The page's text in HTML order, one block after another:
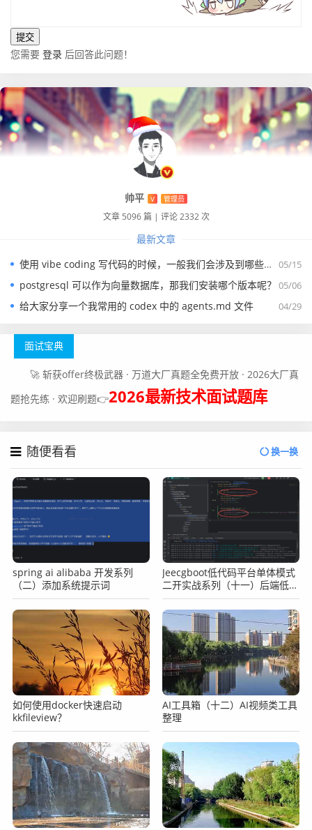
您需要 登录 后回答此问题！
帅平 V 管理员
文章 5096 篇 | 评论 2332 次
最新文章
05/15
使用 vibe coding 写代码的时候，一般我们会涉及到哪些提示词？
05/06
postgresql 可以作为向量数据库，那我们安装哪个版本呢？
04/29
给大家分享一个我常用的 codex 中的 agents.md 文件
面试宝典
🚀 斩获offer终极武器 · 万道大厂真题全免费开放 · 2026大厂真
题抢先练 · 欢迎刷题👉2026最新技术面试题库
随便看看 换一换
spring ai alibaba 开发系列
（二）添加系统提示词
Jeecgboot低代码平台单体模式
二开实战系列（十一）后端低代
码二开之日志记录+动态变量
如何使用docker快速启动
kkfileview？
AI工具箱（十二）AI视频类工具
整理